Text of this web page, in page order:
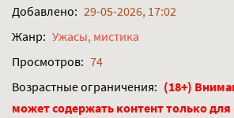
Добавлено: 29-05-2026, 17:02
Жанр: Ужасы, мистика
Просмотров: 74
Возрастные ограничения: (18+)
может содержать контент только для